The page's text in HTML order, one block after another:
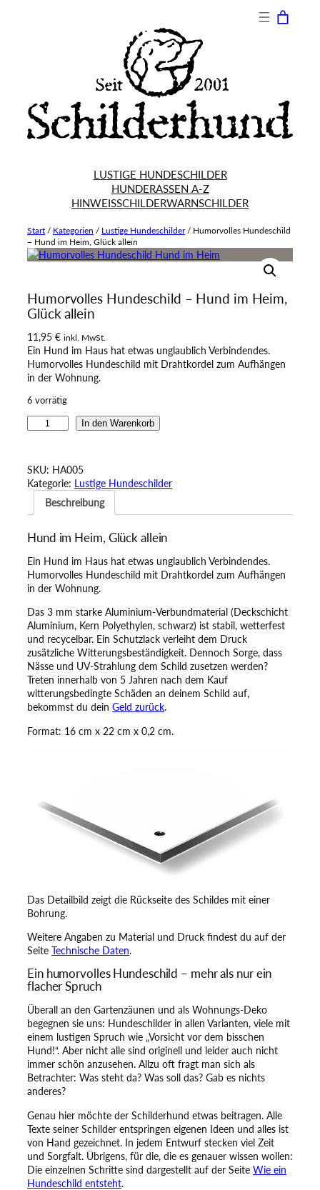
LUSTIGE HUNDESCHILDER
HUNDERASSEN A-Z
HINWEISSCHILDERWARNSCHILDER
Start / Kategorien / Lustige Hundeschilder/ Humorvolles Hundeschild
– Hund im Heim, Glück allein
Humorvolles Hundeschild – Hund im Heim,
Glück allein
11,95 € inkl. MwSt.
Ein Hund im Haus hat etwas unglaublich Verbindendes.
Humorvolles Hundeschild mit Drahtkordel zum Aufhängen
in der Wohnung.
6 vorrätig
r
v
l
l
e
s
H
u
d
e
s
c
h
i
l
d
H
l
ü
k
a
l
e
i
n
M
e
n
g
e
In den Warenkorb
SKU: HA005
Kategorie: Lustige Hundeschilder
Beschreibung
Hund im Heim, Glück allein
Ein Hund im Haus hat etwas unglaublich Verbindendes.
Humorvolles Hundeschild mit Drahtkordel zum Aufhängen
in der Wohnung.
Das 3 mm starke Aluminium-Verbundmaterial (Deckschicht
Aluminium, Kern Polyethylen, schwarz) ist stabil, wetterfest
und recycelbar. Ein Schutzlack verleiht dem Druck
zusätzliche Witterungsbeständigkeit. Dennoch Sorge, dass
Nässe und UV-Strahlung dem Schild zusetzen werden?
Treten innerhalb von 5 Jahren nach dem Kauf
witterungsbedingte Schäden an deinem Schild auf,
bekommst du dein Geld zurück.
Format: 16 cm x 22 cm x 0,2 cm.
Das Detailbild zeigt die Rückseite des Schildes mit einer
Bohrung.
Weitere Angaben zu Material und Druck findest du auf der
Seite Technische Daten.
Ein humorvolles Hundeschild – mehr als nur ein
flacher Spruch
Überall an den Gartenzäunen und als Wohnungs-Deko
begegnen sie uns: Hundeschilder in allen Varianten, viele mit
einem lustigen Spruch wie „Vorsicht vor dem bisschen
Hund!“. Aber nicht alle sind originell und leider auch nicht
immer schön anzusehen. Allzu oft fragt man sich als
Betrachter: Was steht da? Was soll das? Gab es nichts
anderes?
Genau hier möchte der Schilderhund etwas beitragen. Alle
Texte seiner Schilder entspringen eigenen Ideen und alles ist
von Hand gezeichnet. In jedem Entwurf stecken viel Zeit
und Sorgfalt. Übrigens, für die, die es genauer wissen wollen:
Die einzelnen Schritte sind dargestellt auf der Seite Wie ein
Hundeschild entsteht.